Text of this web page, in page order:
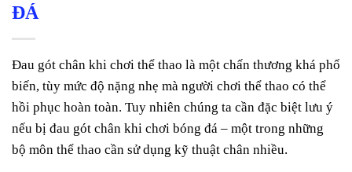
ĐÁ
Đau gót chân khi chơi thể thao là một chấn thương khá phổ
biến, tùy mức độ nặng nhẹ mà người chơi thể thao có thể
hồi phục hoàn toàn. Tuy nhiên chúng ta cần đặc biệt lưu ý
nếu bị đau gót chân khi chơi bóng đá – một trong những
bộ môn thể thao cần sử dụng kỹ thuật chân nhiều.